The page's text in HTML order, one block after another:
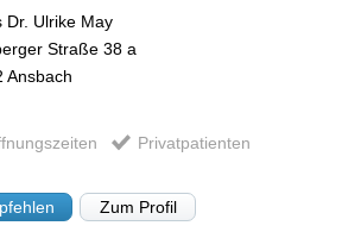
Dr. Ulrike May
Straße 38 a
Ansbach
Privatpatienten
Zum Profil